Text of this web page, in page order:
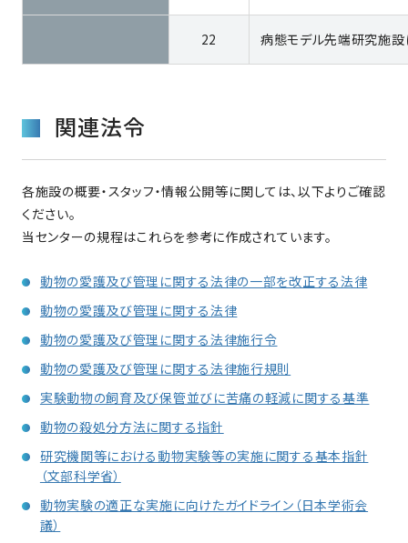
22 病態モデル先端研究施
関連法令
各施設の概要・スタッフ・情報公開等に関しては、以下よりご確認
ください。
当センターの規程はこれらを参考に作成されています。
動物の愛護及び管理に関する法律の一部を改正する法律
動物の愛護及び管理に関する法律
動物の愛護及び管理に関する法律施行令
動物の愛護及び管理に関する法律施行規則
実験動物の飼育及び保管並びに苦痛の軽減に関する基準
動物の殺処分方法に関する指針
研究機関等における動物実験等の実施に関する基本指針
（文部科学省）
動物実験の適正な実施に向けたガイドライン（日本学術会
議）